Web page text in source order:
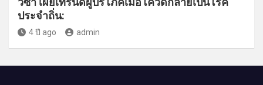
ประจำถิ่น:
4 ปี ago admin